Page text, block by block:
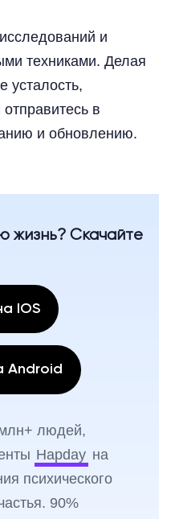
и
техниками. Делая
усталость,
в
и обновлению.
жизнь? Скачайте
IOS
Android
людей,
Hapday на
психического
90%